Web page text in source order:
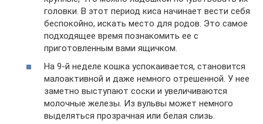
головки. В этот период киса начинает вести себя
беспокойно, искать место для родов. Это самое
подходящее время познакомить ее с
приготовленным вами ящичком.
На 9-й неделе кошка успокаивается, становится
малоактивной и даже немного отрешенной. У нее
заметно выступают соски и увеличиваются
молочные железы. Из вульвы может немного
выделяться прозрачная или белая слизь.